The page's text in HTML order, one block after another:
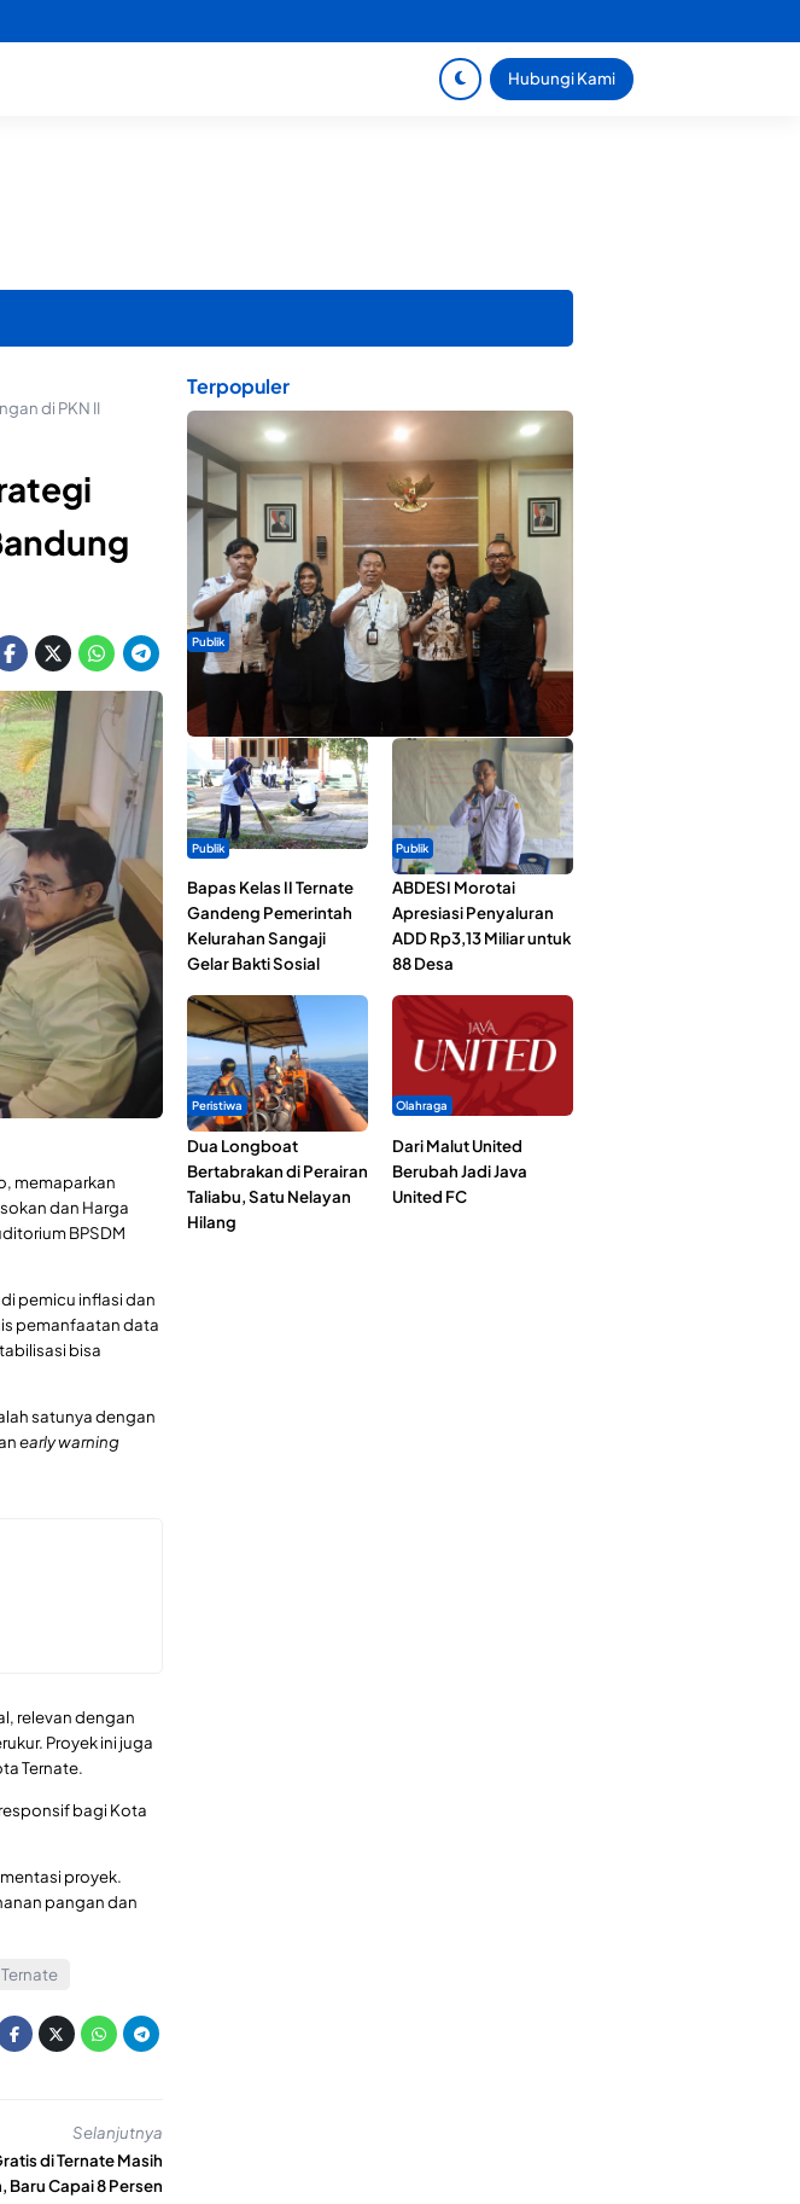
Hubungi Kami
di PKN II
memaparkan
dan Harga
BPSDM
pemicu inflasi dan
pemanfaatan data
bisa
satunya dengan
early warning
relevan dengan
Proyek ini juga
Ternate.
bagi Kota
proyek.
pangan dan
Selanjutnya
di Ternate Masih
Baru Capai 8 Persen
Terpopuler
Publik
Dua Talenta Muda Ternate Wakili Maluku Utara di
Gita Bahana Nusantara 2026
Publik
Bapas Kelas II Ternate
Gandeng Pemerintah
Kelurahan Sangaji
Gelar Bakti Sosial
Publik
ABDESI Morotai
Apresiasi Penyaluran
ADD Rp3,13 Miliar untuk
88 Desa
Peristiwa
Dua Longboat
Bertabrakan di Perairan
Taliabu, Satu Nelayan
Hilang
Olahraga
Dari Malut United
Berubah Jadi Java
United FC